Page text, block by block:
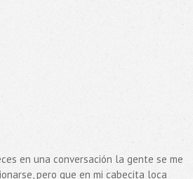
en una conversación la gente se me
pero que en mi cabecita loca